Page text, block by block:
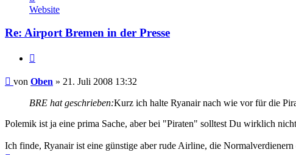
von
Oben
Website
Re: Airport Bremen in der Presse
Ungelesener
von Oben » 21. Juli 2008 13:32
BRE hat geschrieben:Kurz ich halte Ryanair nach wie vor für die
Polemik ist ja eine prima Sache, aber bei "Piraten" solltest Du wirklich
Ich finde, Ryanair ist eine günstige aber rude Airline, die